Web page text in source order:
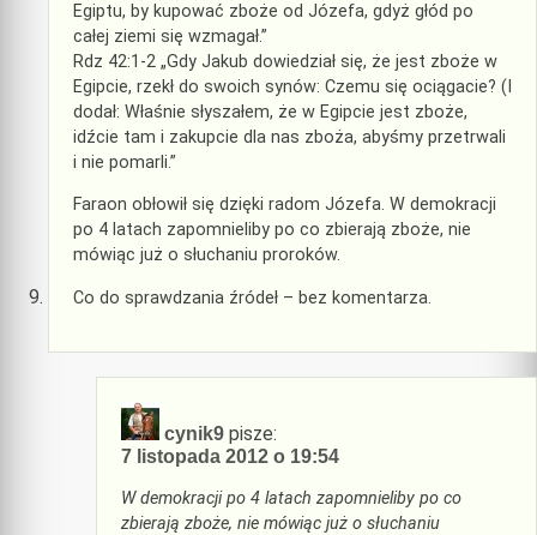
Egiptu, by kupować zboże od Józefa, gdyż głód po
całej ziemi się wzmagał.”
Rdz 42:1-2 „Gdy Jakub dowiedział się, że jest zboże w
Egipcie, rzekł do swoich synów: Czemu się ociągacie? (I
dodał: Właśnie słyszałem, że w Egipcie jest zboże,
idźcie tam i zakupcie dla nas zboża, abyśmy przetrwali
i nie pomarli.”
Faraon obłowił się dzięki radom Józefa. W demokracji
po 4 latach zapomnieliby po co zbierają zboże, nie
mówiąc już o słuchaniu proroków.
Co do sprawdzania źródeł – bez komentarza.
cynik9 pisze:
7 listopada 2012 o 19:54
W demokracji po 4 latach zapomnieliby po co
zbierają zboże, nie mówiąc już o słuchaniu